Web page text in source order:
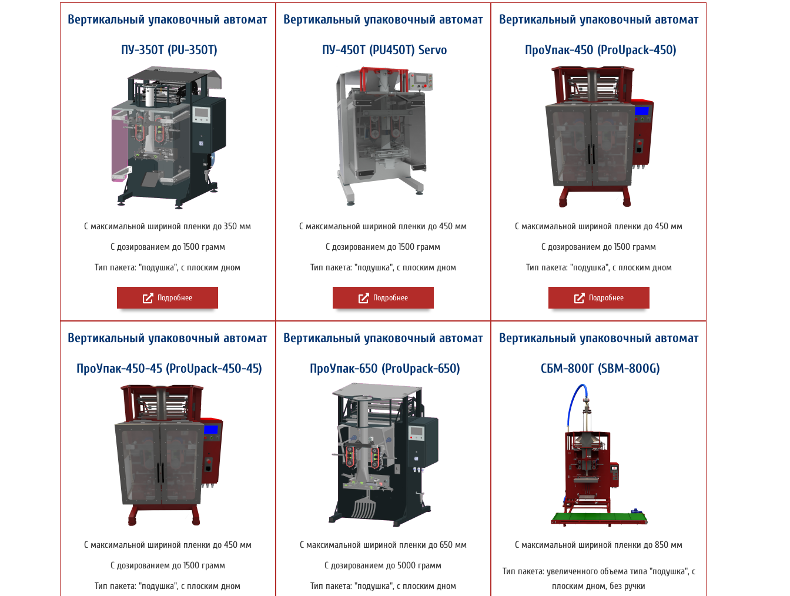
Вертикальный упаковочный автомат
ПУ-350Т (PU-350T)
С максимальной шириной пленки до 350 мм
С дозированием до 1500 грамм
Тип пакета: "подушка", с плоским дном
Подробнее
Вертикальный упаковочный автомат
ПУ-450Т (PU450T) Servo
С максимальной шириной пленки до 450 мм
С дозированием до 1500 грамм
Тип пакета: "подушка", с плоским дном
Подробнее
Вертикальный упаковочный автомат
ПроУпак-450 (ProUpack-450)
С максимальной шириной пленки до 450 мм
С дозированием до 1500 грамм
Тип пакета: "подушка", с плоским дном
Подробнее
Вертикальный упаковочный автомат
ПроУпак-450-45 (ProUpack-450-45)
С максимальной шириной пленки до 450 мм
С дозированием до 1500 грамм
Тип пакета: "подушка", с плоским дном
Вертикальный упаковочный автомат
ПроУпак-650 (ProUpack-650)
С максимальной шириной пленки до 650 мм
С дозированием до 5000 грамм
Тип пакета: "подушка", с плоским дном
Вертикальный упаковочный автомат
СБМ-800Г (SBM-800G)
С максимальной шириной пленки до 850 мм
Тип пакета: увеличенного объема типа "подушка", с
плоским дном, без ручки